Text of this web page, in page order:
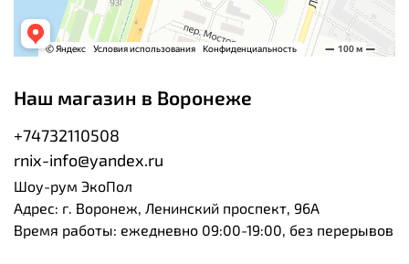
Наш магазин в Воронеже
+74732110508
rnix-info@yandex.ru
Шоу-рум ЭкоПол
Адрес: г. Воронеж, Ленинский проспект, 96А
Время работы: ежедневно 09:00-19:00, без перерывов